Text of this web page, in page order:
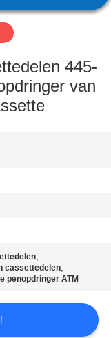
445-
van
,
cassettedelen,
penopdringer ATM